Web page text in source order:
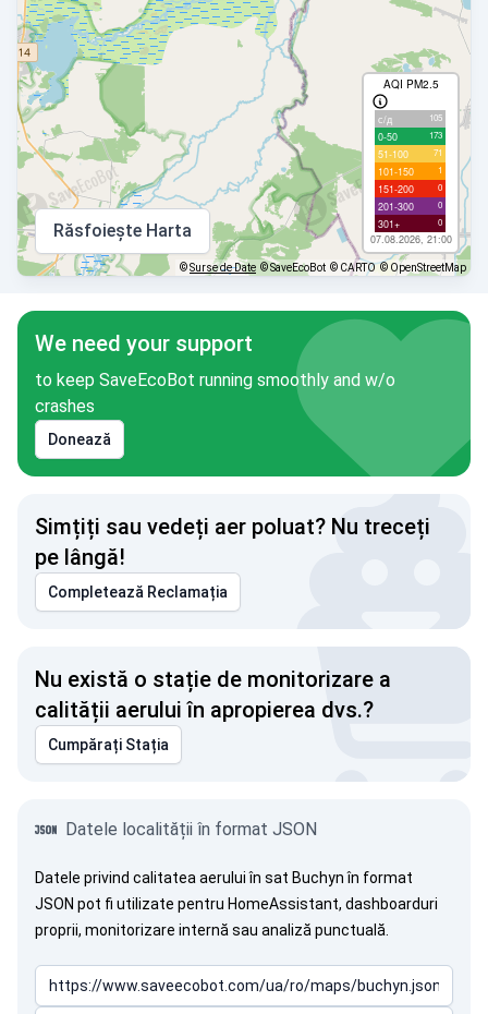
AQI PM2.5
с/д 105
0-50 173
51-100 71
101-150 1
151-200 0
201-300 0
301+ 0
07.08.2026, 21:00
Răsfoiește Harta
©Surse de Date © SaveEcoBot © CARTO © OpenStreetMap
We need your support
to keep SaveEcoBot running smoothly and w/o
crashes
Donează
Simțiți sau vedeți aer poluat? Nu treceți
pe lângă!
Completează Reclamația
Nu există o stație de monitorizare a
calității aerului în apropierea dvs.?
Cumpărați Stația
Datele localității în format JSON
Datele privind calitatea aerului în sat Buchyn în format
JSON pot fi utilizate pentru HomeAssistant, dashboarduri
proprii, monitorizare internă sau analiză punctuală.